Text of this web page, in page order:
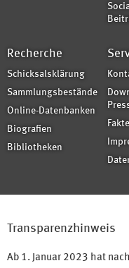
Recherche
Schicksalsklärung
Sammlungsbestände
Online-Datenbanken
Biografien
Bibliotheken
Transparenzhinweis
Ab 1. Januar 2023 hat